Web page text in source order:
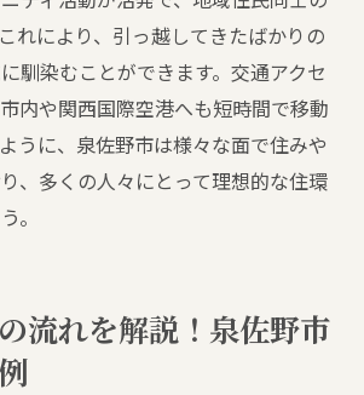
れにより、引っ越してきたばかりの
馴染むことができます。交通アクセ
内や関西国際空港へも短時間で移動
うに、泉佐野市は様々な面で住みや
、多くの人々にとって理想的な住環
。
流れを解説！泉佐野市